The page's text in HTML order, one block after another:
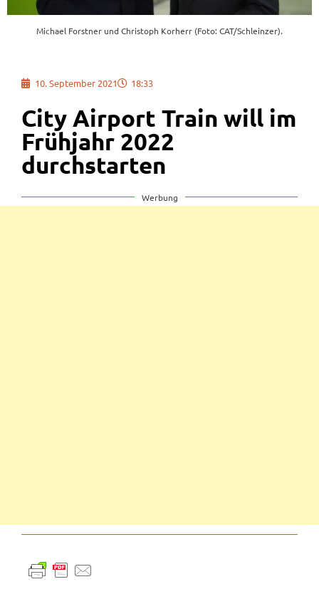
Michael Forstner und Christoph Korherr (Foto: CAT/Schleinzer).
10. September 2021 18:33
City Airport Train will im
Frühjahr 2022
durchstarten
Werbung